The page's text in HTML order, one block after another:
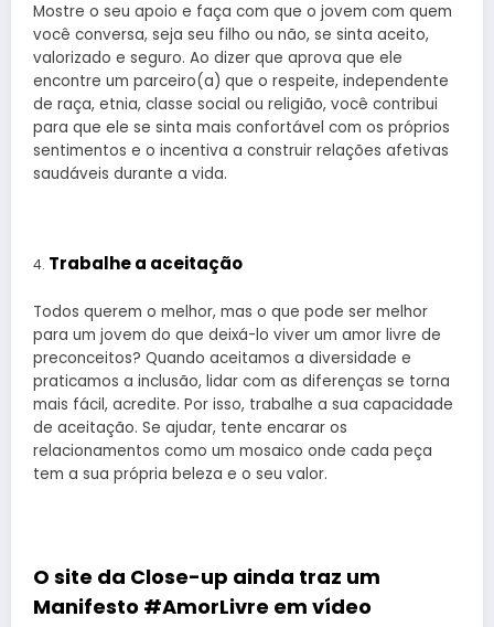
Mostre o seu apoio e faça com que o jovem com quem
você conversa, seja seu filho ou não, se sinta aceito,
valorizado e seguro. Ao dizer que aprova que ele
encontre um parceiro(a) que o respeite, independente
de raça, etnia, classe social ou religião, você contribui
para que ele se sinta mais confortável com os próprios
sentimentos e o incentiva a construir relações afetivas
saudáveis durante a vida.
Trabalhe a aceitação
Todos querem o melhor, mas o que pode ser melhor
para um jovem do que deixá-lo viver um amor livre de
preconceitos? Quando aceitamos a diversidade e
praticamos a inclusão, lidar com as diferenças se torna
mais fácil, acredite. Por isso, trabalhe a sua capacidade
de aceitação. Se ajudar, tente encarar os
relacionamentos como um mosaico onde cada peça
tem a sua própria beleza e o seu valor.
O site da Close-up ainda traz um
Manifesto #AmorLivre em vídeo